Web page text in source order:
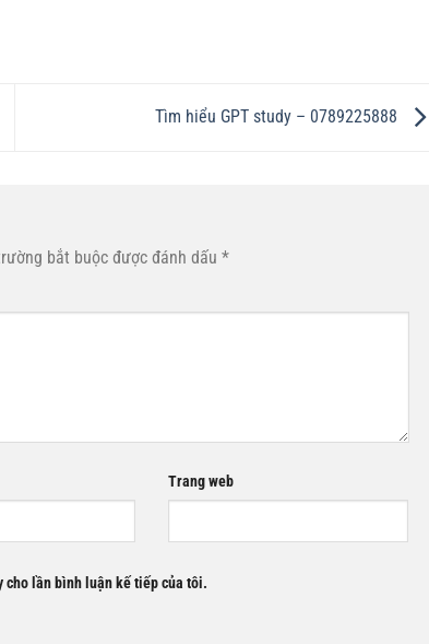
Tìm hiểu GPT study – 0789225888
bắt buộc được đánh dấu *
Trang web
cho lần bình luận kế tiếp của tôi.